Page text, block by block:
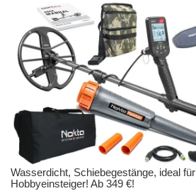
Wasserdicht, Schiebegestänge, ideal für
Hobbyeinsteiger! Ab 349 €!